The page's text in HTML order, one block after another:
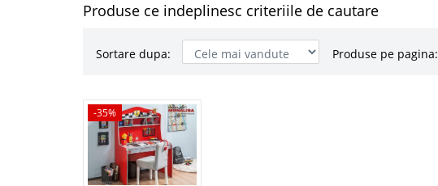
Produse ce indeplinesc criteriile de cautare
Sortare dupa: Produse pe pagina:
-35%
-35%